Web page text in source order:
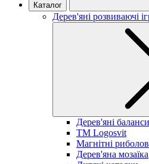
Каталог
Дерев'яні розвиваючі
Дерев'яні
TM Logosvit
Магнітні
Дерев'яна мозаїка